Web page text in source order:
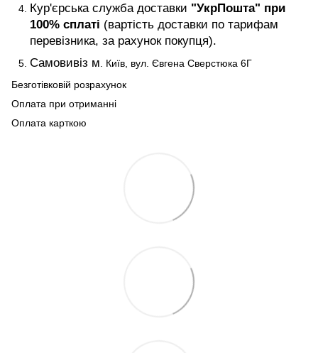
Кур'єрська служба доставки "УкрПошта" при
100% сплаті (вартість доставки по тарифам
перевізника, за рахунок покупця).
Самовивіз м . Київ, вул. Євгена Сверстюка 6Г
Безготівковій розрахунок
Оплата при отриманні
Оплата карткою